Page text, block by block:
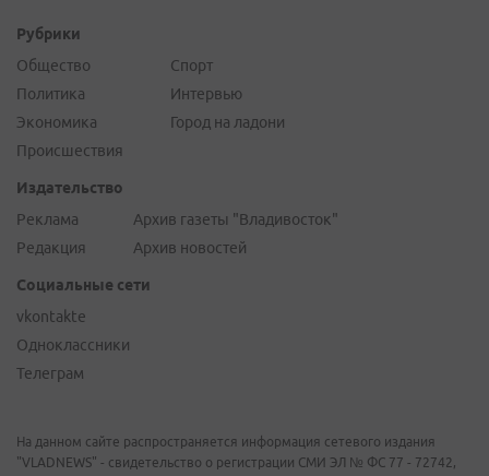
Рубрики
Общество
Политика
Экономика
Происшествия
Спорт
Интервью
Город на ладони
Издательство
Реклама
Редакция
Архив газеты "Владивосток"
Архив новостей
Социальные сети
vkontakte
Одноклассники
Телеграм
На данном сайте распространяется информация сетевого издания
"VLADNEWS" - свидетельство о регистрации СМИ ЭЛ № ФС 77 - 72742,